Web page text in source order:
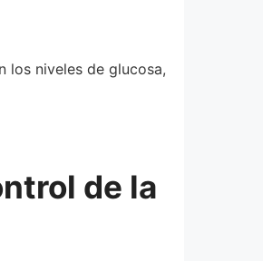
los niveles de glucosa,
de la